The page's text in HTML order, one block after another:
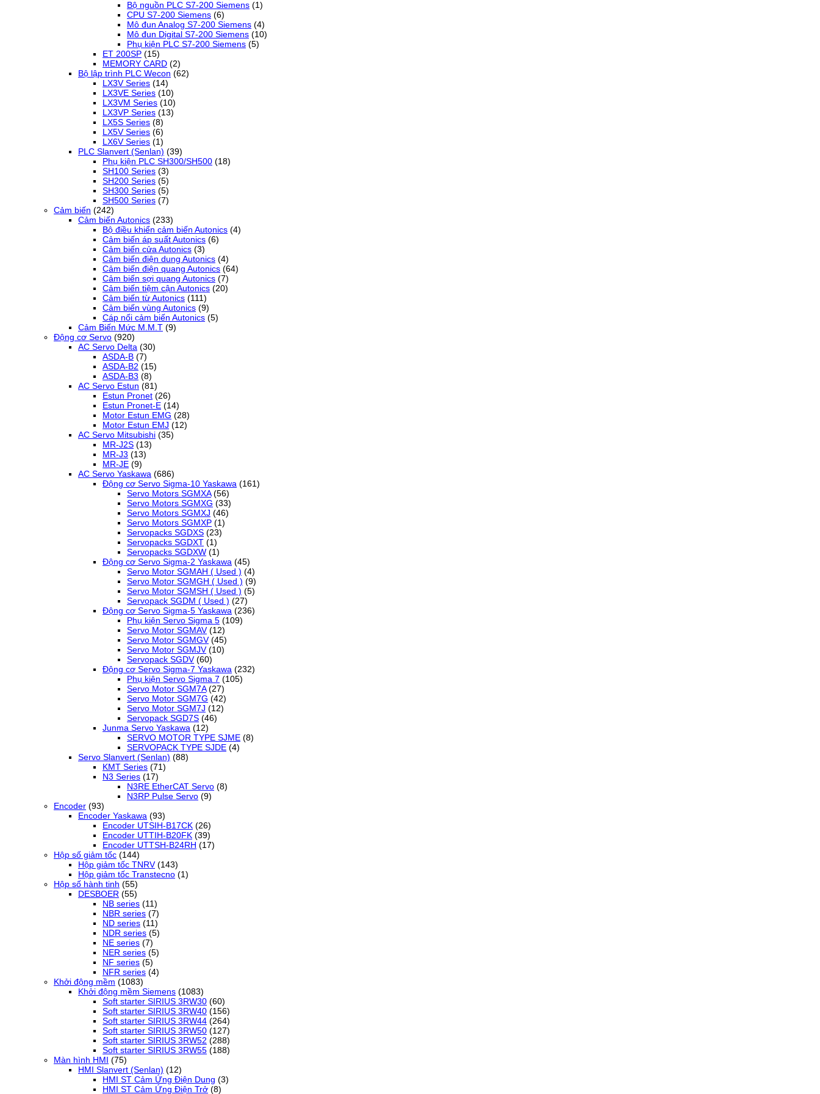
Bộ nguồn PLC S7-200 Siemens (1)
CPU S7-200 Siemens (6)
Mô đun Analog S7-200 Siemens (4)
Mô đun Digital S7-200 Siemens (10)
Phụ kiện PLC S7-200 Siemens (5)
ET 200SP (15)
MEMORY CARD (2)
Bộ lập trình PLC Wecon (62)
LX3V Series (14)
LX3VE Series (10)
LX3VM Series (10)
LX3VP Series (13)
LX5S Series (8)
LX5V Series (6)
LX6V Series (1)
PLC Slanvert (Senlan) (39)
Phụ kiện PLC SH300/SH500 (18)
SH100 Series (3)
SH200 Series (5)
SH300 Series (5)
SH500 Series (7)
Cảm biến (242)
Cảm biến Autonics (233)
Bộ điều khiển cảm biến Autonics (4)
Cảm biến áp suất Autonics (6)
Cảm biến cửa Autonics (3)
Cảm biến điện dung Autonics (4)
Cảm biến điện quang Autonics (64)
Cảm biến sợi quang Autonics (7)
Cảm biến tiệm cận Autonics (20)
Cảm biến từ Autonics (111)
Cảm biến vùng Autonics (9)
Cáp nối cảm biến Autonics (5)
Cảm Biến Mức M.M.T (9)
Động cơ Servo (920)
AC Servo Delta (30)
ASDA-B (7)
ASDA-B2 (15)
ASDA-B3 (8)
AC Servo Estun (81)
Estun Pronet (26)
Estun Pronet-E (14)
Motor Estun EMG (28)
Motor Estun EMJ (12)
AC Servo Mitsubishi (35)
MR-J2S (13)
MR-J3 (13)
MR-JE (9)
AC Servo Yaskawa (686)
Động cơ Servo Sigma-10 Yaskawa (161)
Servo Motors SGMXA (56)
Servo Motors SGMXG (33)
Servo Motors SGMXJ (46)
Servo Motors SGMXP (1)
Servopacks SGDXS (23)
Servopacks SGDXT (1)
Servopacks SGDXW (1)
Động cơ Servo Sigma-2 Yaskawa (45)
Servo Motor SGMAH ( Used ) (4)
Servo Motor SGMGH ( Used ) (9)
Servo Motor SGMSH ( Used ) (5)
Servopack SGDM ( Used ) (27)
Động cơ Servo Sigma-5 Yaskawa (236)
Phụ kiện Servo Sigma 5 (109)
Servo Motor SGMAV (12)
Servo Motor SGMGV (45)
Servo Motor SGMJV (10)
Servopack SGDV (60)
Động cơ Servo Sigma-7 Yaskawa (232)
Phụ kiện Servo Sigma 7 (105)
Servo Motor SGM7A (27)
Servo Motor SGM7G (42)
Servo Motor SGM7J (12)
Servopack SGD7S (46)
Junma Servo Yaskawa (12)
SERVO MOTOR TYPE SJME (8)
SERVOPACK TYPE SJDE (4)
Servo Slanvert (Senlan) (88)
KMT Series (71)
N3 Series (17)
N3RE EtherCAT Servo (8)
N3RP Pulse Servo (9)
Encoder (93)
Encoder Yaskawa (93)
Encoder UTSIH-B17CK (26)
Encoder UTTIH-B20FK (39)
Encoder UTTSH-B24RH (17)
Hộp số giảm tốc (144)
Hộp giảm tốc TNRV (143)
Hộp giảm tốc Transtecno (1)
Hộp số hành tinh (55)
DESBOER (55)
NB series (11)
NBR series (7)
ND series (11)
NDR series (5)
NE series (7)
NER series (5)
NF series (5)
NFR series (4)
Khởi động mềm (1083)
Khởi động mềm Siemens (1083)
Soft starter SIRIUS 3RW30 (60)
Soft starter SIRIUS 3RW40 (156)
Soft starter SIRIUS 3RW44 (264)
Soft starter SIRIUS 3RW50 (127)
Soft starter SIRIUS 3RW52 (288)
Soft starter SIRIUS 3RW55 (188)
Màn hình HMI (75)
HMI Slanvert (Senlan) (12)
HMI ST Cảm Ứng Điện Dung (3)
HMI ST Cảm Ứng Điện Trở (8)